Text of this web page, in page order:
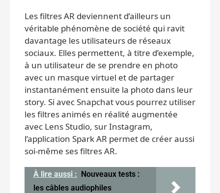
Les filtres AR deviennent d’ailleurs un
véritable phénomène de société qui ravit
davantage les utilisateurs de réseaux
sociaux. Elles permettent, à titre d’exemple,
à un utilisateur de se prendre en photo
avec un masque virtuel et de partager
instantanément ensuite la photo dans leur
story. Si avec Snapchat vous pourrez utiliser
les filtres animés en réalité augmentée
avec Lens Studio, sur Instagram,
l’application Spark AR permet de créer aussi
soi-même ses filtres AR.
À lire aussi : Nouveaux tests :
les câbles audiophiles